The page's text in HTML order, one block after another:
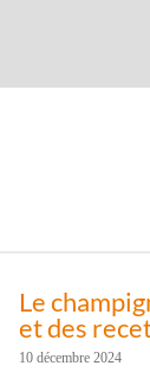
Le
et des
10 décembre 2024